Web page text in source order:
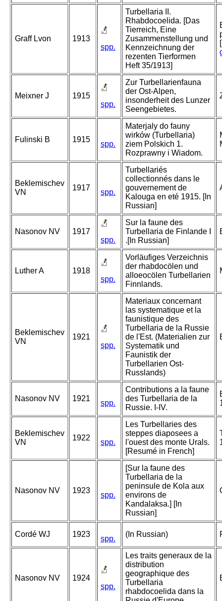
Graff Lvon
1913
spp.
Turbellaria II.
Rhabdocoelida. [Das
Tierreich, Eine
Zusammenstellung und
Kennzeichnung der
rezenten Tierformen
Heft 35/1913]
Meixner J
1915
spp.
Zur Turbellarienfauna
der Ost-Alpen,
insonderheit des Lunzer
Seengebietes.
Fulinski B 1915
spp.
Materjaly do fauny
wirków (Turbellaria)
ziem Polskich 1.
Rozprawny i Wiadom.
Beklemischev
VN
1917
spp.
Turbellariés
collectionnés dans le
gouvernement de
Kalouga en eté 1915. [In
Russian]
Nasonov NV
1917
spp.
Sur la faune des
Turbellaria de Finlande I
.[In Russian]
Luther A
1918
spp.
Vorläufiges Verzeichnis
der rhabdocölen und
alloeocölen Turbellarien
Finnlands.
Beklemischev
VN
1921
spp.
Materiaux concernant
las systematique et la
faunistique des
Turbellaria de la Russie
de l'Est. (Materialien zur
Systematik und
Faunistik der
Turbellarien Ost-
Russlands)
Nasonov NV 1921
spp.
Contributions a la faune
des Turbellaria de la
Russie. I-IV.
Beklemischev
VN
1922
spp.
Les Turbellaries des
steppes diaposees a
l'ouest des monte Urals.
[Resumé in French]
Nasonov NV 1923
spp.
[Sur la faune des
Turbellaria de la
peninsule de Kola aux
environs de
Kandalaksa.] [In
Russian]
Cordé WJ 1923
spp.
(In Russian)
Nasonov NV
1924
spp.
Les traits generaux de la
distribution
geographique des
Turbellaria
rhabdocoelida dans la